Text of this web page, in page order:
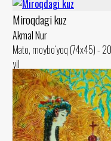
Miroqdagi kuz
Akmal Nur
Mato, moybo‘yoq (74x45) -
yil